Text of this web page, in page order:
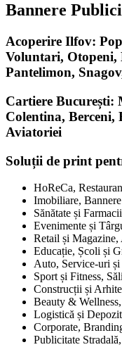
Bannere
Acoperire Ilfov:
Voluntari, Otopeni,
Pantelimon,
Cartiere
Colentina, Berceni,
Aviatoriei
Soluții de print
HoReCa,
Imobiliare,
Sănătate și
Evenimente și
Retail și
Educație, Școli și
Auto, Service-uri
Sport și Fitness,
Construcții și
Beauty &
Logistică și
Corporate,
Publicitate